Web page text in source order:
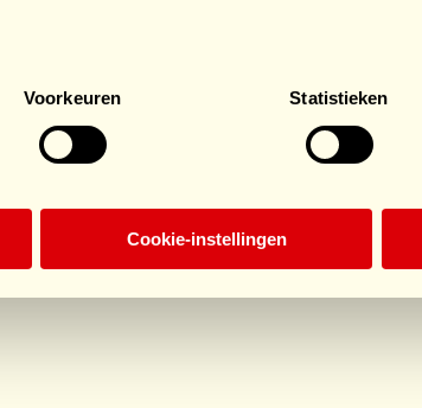
Voorkeuren Statistieken
Cookie-instellingen